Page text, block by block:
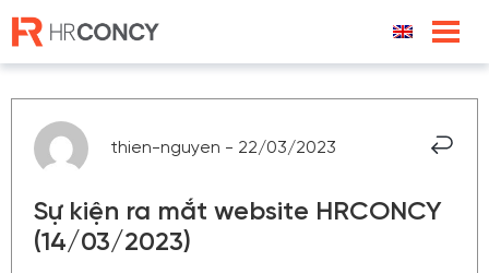
content
thien-nguyen - 22/03/2023
Sự kiện ra mắt website HRCONCY
(14/03/2023)